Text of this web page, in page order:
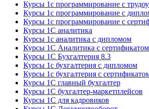
Курсы 1с программирование с
Курсы 1с программирование с
Курсы 1с программирование с
Курсы 1С аналитика
Курсы 1с аналитика с дипломом
Курсы 1С Аналитика с сертификатом
Курсы 1С Бухгалтерия 8.3
Курсы 1с бухгалтерия с дипломом
Курсы 1с бухгалтерия с
Курсы 1С главный бухгалтер
Курсы 1С бухгалтер-маркетплейсов
Курсы 1С для кадровиков